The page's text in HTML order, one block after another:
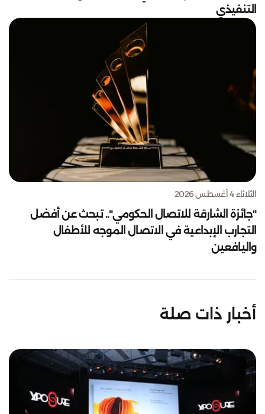
التنفيذي
الثلاثاء 4 أغسطس 2026
"جائزة الشارقة للاتصال الحكومي".. تبحث عن أفضل
التجارب الإبداعية في الاتصال الموجه للأطفال
واليافعين
أخبار ذات صلة